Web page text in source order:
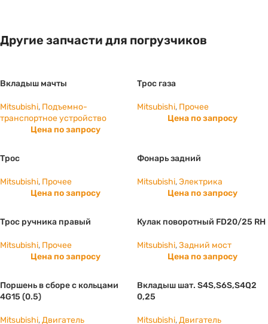
Другие запчасти для погрузчиков
Вкладыш мачты
Mitsubishi, Подъемно-
транспортное устройство
Цена по запросу
Трос газа
Mitsubishi, Прочее
Цена по запросу
Трос
Mitsubishi, Прочее
Цена по запросу
Фонарь задний
Mitsubishi,Электрика
Цена по запросу
Трос ручника правый
Mitsubishi, Прочее
Цена по запросу
Кулак поворотный FD20/25 RH
Mitsubishi,Задний мост
Цена по запросу
Поршень в сборе с кольцами
4G15 (0.5)
Mitsubishi,Двигатель
Вкладыш шат. S4S,S6S,S4Q2
0,25
Mitsubishi,Двигатель